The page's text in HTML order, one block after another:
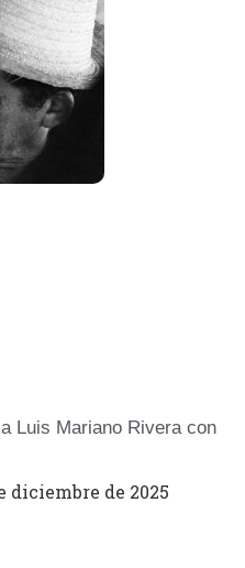
Luis Mariano Rivera con
diciembre de 2025